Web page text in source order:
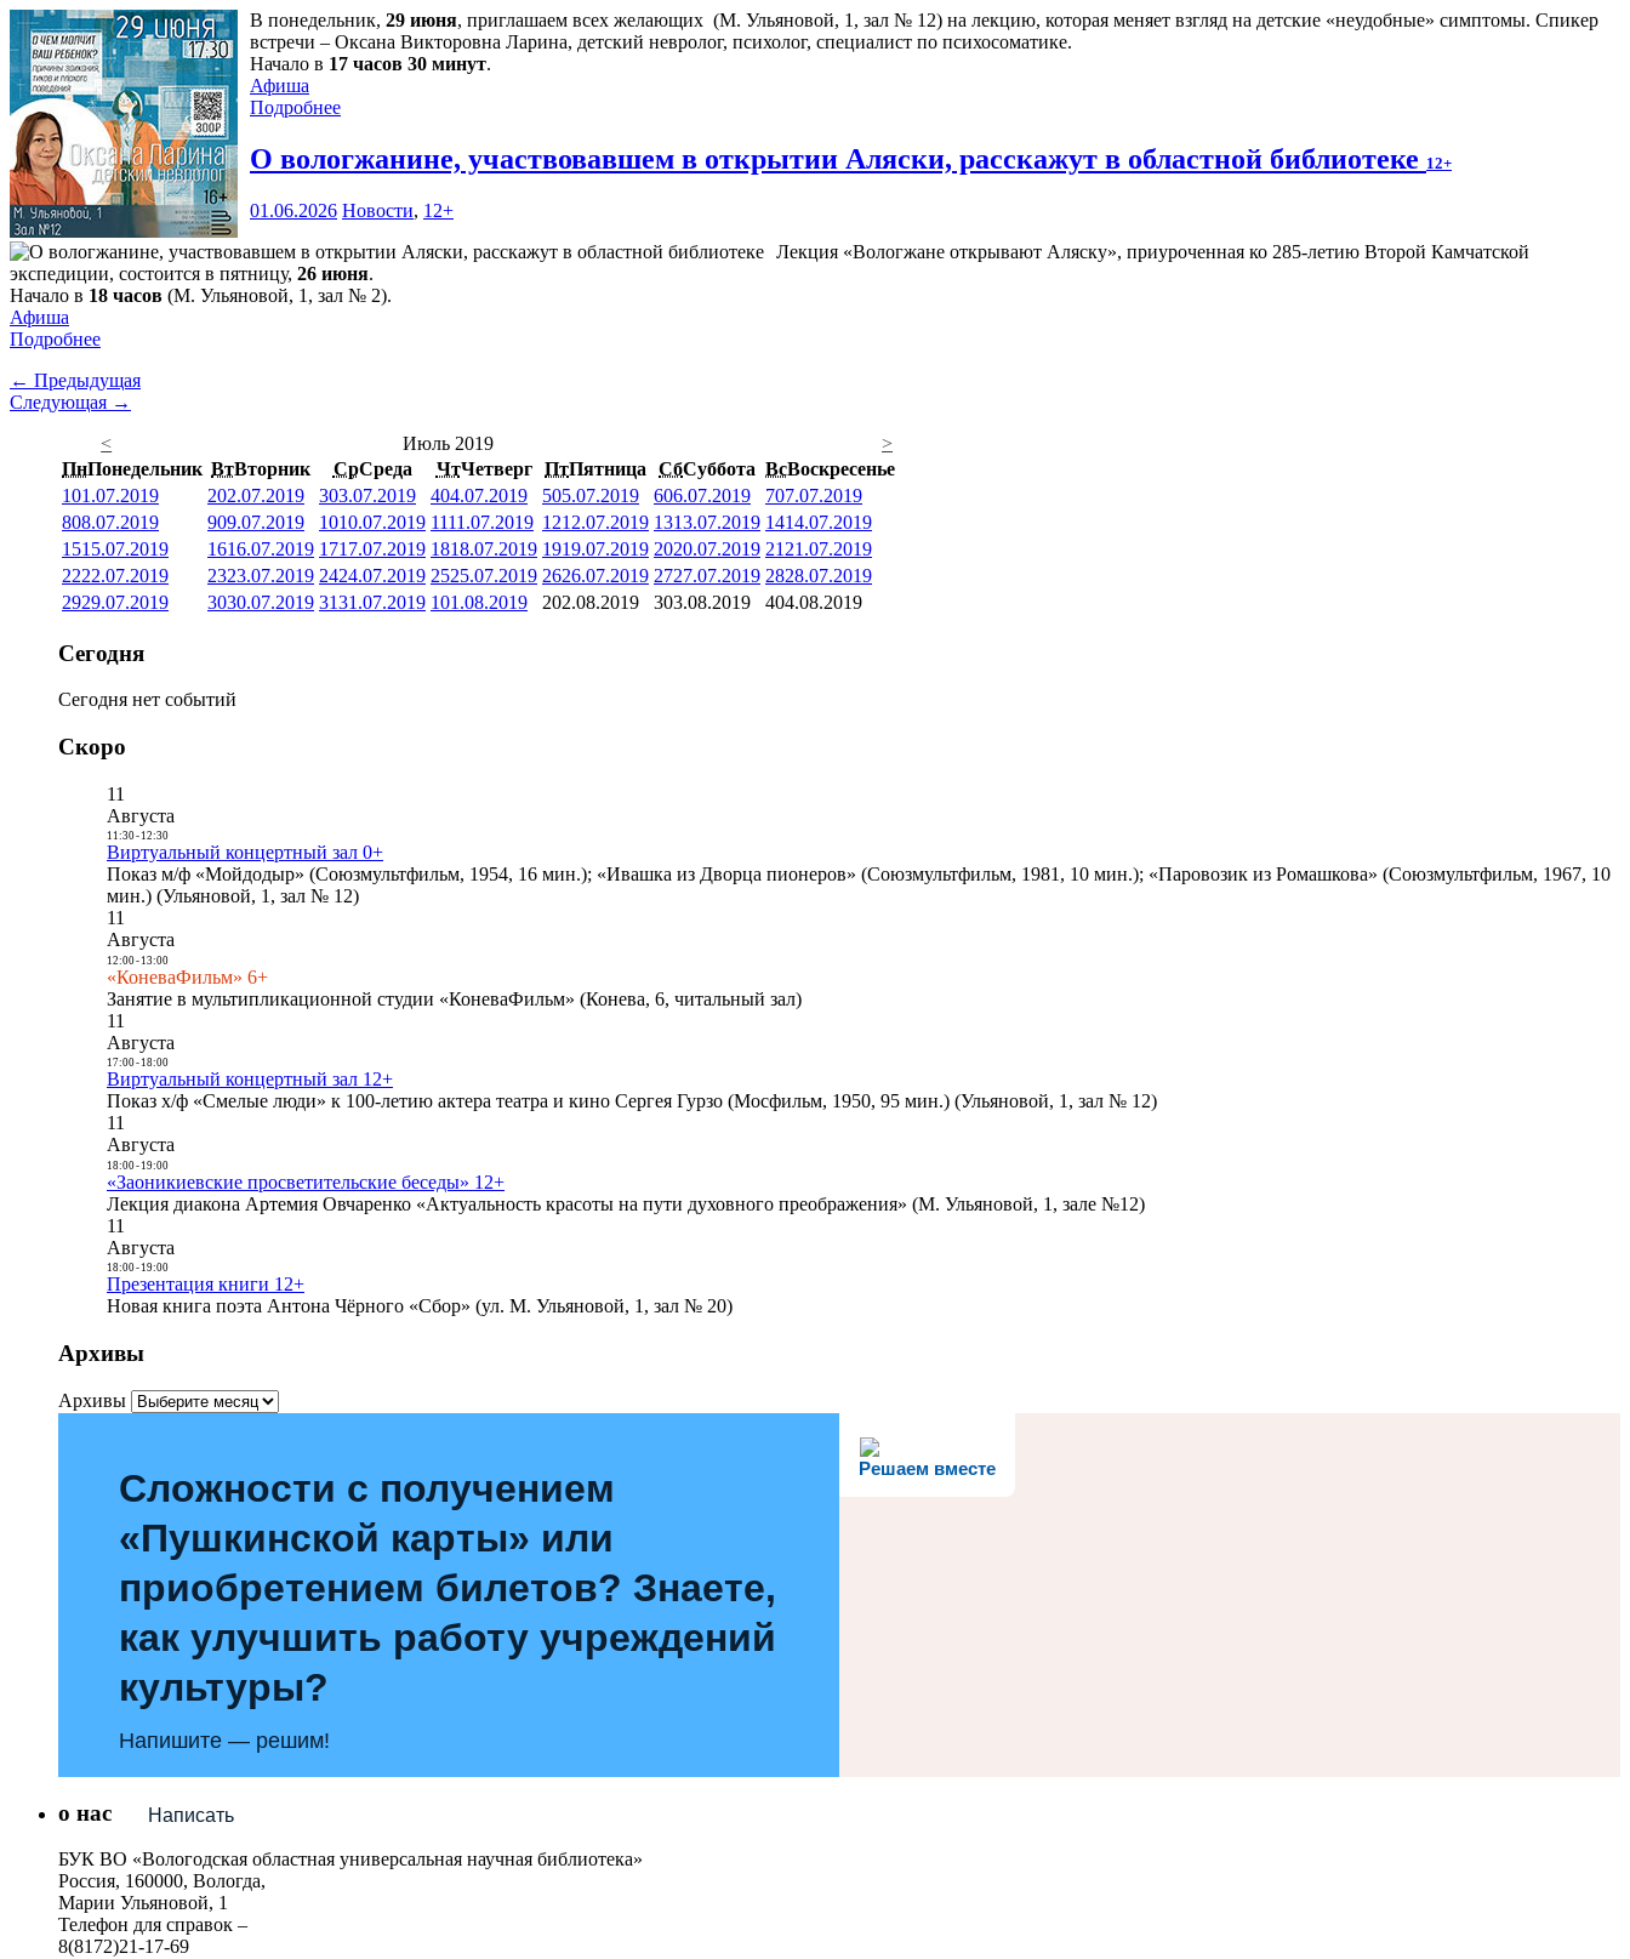
В понедельник, 29 июня, приглашаем всех желающих (М. Ульяновой, 1, зал № 12) на лекцию, которая меняет взгляд на детские «неудобные» симптомы. Спикер
встречи – Оксана Викторовна Ларина, детский невролог, психолог, специалист по психосоматике.
Начало в 17 часов 30 минут.
Афиша
Подробнее
О вологжанине, участвовавшем в открытии Аляски, расскажут в областной библиотеке 12+
01.06.2026 Новости, 12+
Лекция «Вологжане открывают Аляску», приуроченная ко 285-летию Второй Камчатской
экспедиции, состоится в пятницу, 26 июня.
Начало в 18 часов (М. Ульяновой, 1, зал № 2).
Афиша
Подробнее
← Предыдущая
Следующая →
<
Июль 2019
>
ПнПонедельник ВтВторник СрСреда ЧтЧетверг ПтПятница СбСуббота ВсВоскресенье
101.07.2019 202.07.2019 303.07.2019 404.07.2019 505.07.2019 606.07.2019 707.07.2019
808.07.2019 909.07.2019 1010.07.2019 1111.07.2019 1212.07.2019 1313.07.2019 1414.07.2019
1515.07.2019 1616.07.2019 1717.07.2019 1818.07.2019 1919.07.2019 2020.07.2019 21 21.07.2019
2222.07.2019 2323.07.2019 2424.07.2019 2525.07.2019 2626.07.2019 2727.07.2019 2828.07.2019
2929.07.2019 3030.07.2019 3131.07.2019 101.08.2019 202.08.2019 303.08.2019 404.08.2019
Сегодня
Сегодня нет событий
Скоро
11
Августа
11:30- 12:30
Виртуальный концертный зал 0+
Показ м/ф «Мойдодыр» (Союзмультфильм, 1954, 16 мин.); «Ивашка из Дворца пионеров» (Союзмультфильм, 1981, 10 мин.); «Паровозик из Ромашкова» (Союзмультфильм, 1967, 10
мин.) (Ульяновой, 1, зал № 12)
11
Августа
12:00- 13:00
«КоневаФильм» 6+
Занятие в мультипликационной студии «КоневаФильм» (Конева, 6, читальный зал)
11
Августа
17:00- 18:00
Виртуальный концертный зал 12+
Показ х/ф «Смелые люди» к 100-летию актера театра и кино Сергея Гурзо (Мосфильм, 1950, 95 мин.) (Ульяновой, 1, зал № 12)
11
Августа
18:00- 19:00
«Заоникиевские просветительские беседы» 12+
Лекция диакона Артемия Овчаренко «Актуальность красоты на пути духовного преображения» (М. Ульяновой, 1, зале №12)
11
Августа
18:00- 19:00
Презентация книги 12+
Новая книга поэта Антона Чёрного «Сбор» (ул. М. Ульяновой, 1, зал № 20)
Архивы
Архивы
Решаем вместе
Сложности с получением
«Пушкинской карты» или
приобретением билетов? Знаете,
как улучшить работу учреждений
культуры?
Напишите — решим!
Написать
о нас
БУК ВО «Вологодская областная универсальная научная библиотека»
Россия, 160000, Вологда,
Марии Ульяновой, 1
Телефон для справок –
8(8172)21-17-69